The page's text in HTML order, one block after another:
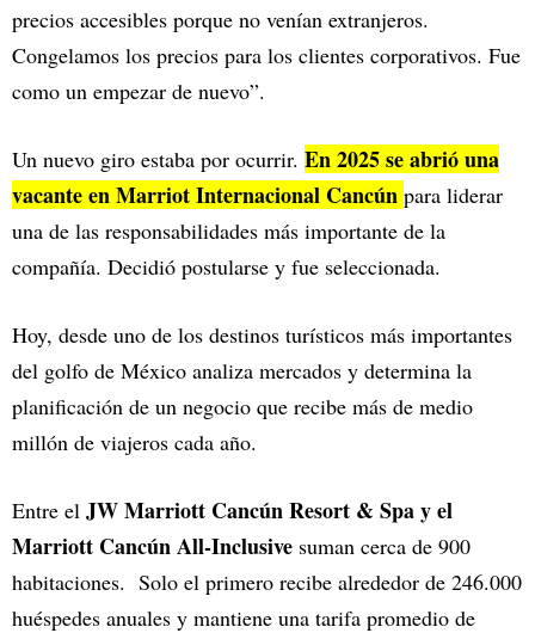
precios accesibles porque no venían extranjeros.
Congelamos los precios para los clientes corporativos. Fue
como un empezar de nuevo”.
Un nuevo giro estaba por ocurrir. En 2025 se abrió una
vacante en Marriot Internacional Cancún para liderar
una de las responsabilidades más importante de la
compañía. Decidió postularse y fue seleccionada.
Hoy, desde uno de los destinos turísticos más importantes
del golfo de México analiza mercados y determina la
planificación de un negocio que recibe más de medio
millón de viajeros cada año.
Entre el JW Marriott Cancún Resort & Spa y el
Marriott Cancún All-Inclusive suman cerca de 900
habitaciones. Solo el primero recibe alrededor de 246.000
huéspedes anuales y mantiene una tarifa promedio de